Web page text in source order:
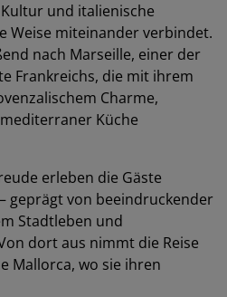
und italienische
Weise miteinander verbindet.
nach Marseille, einer der
Frankreichs, die mit ihrem
Charme,
Küche
erleben die Gäste
geprägt von beeindruckender
Stadtleben und
dort aus nimmt die Reise
Mallorca, wo sie ihren